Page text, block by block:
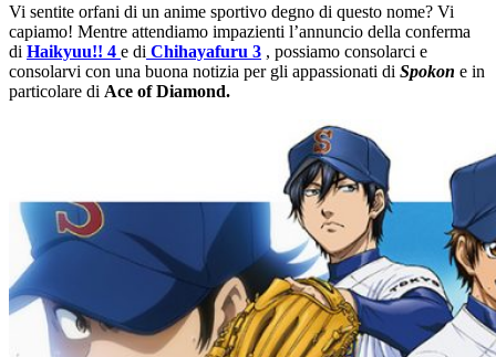
Vi sentite orfani di un anime sportivo degno di questo nome? Vi
capiamo! Mentre attendiamo impazienti l’annuncio della conferma
di Haikyuu!! 4 e di Chihayafuru 3 , possiamo consolarci e
consolarvi con una buona notizia per gli appassionati di Spokon e in
particolare di Ace of Diamond.